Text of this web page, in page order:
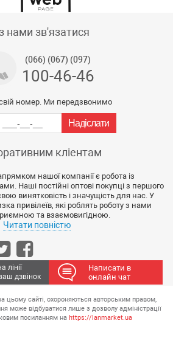
нами зв'язатися
(066) (067) (097)
100-46-46
номер. Ми передзвонимо
кліентам
нашої компанії є робота із
Наші постійні оптові покупці з першого
винятковість і значущість для нас. У
привілеїв, які роблять роботу з нами
та взаємовигідною.
Читати повністю
лінії
дзвінок
Написати в
онлайн чат
цьому сайті, охороняються авторським правом,
може відбуватися лише з дозволу адміністрації
посиланням на https://lanmarket.ua